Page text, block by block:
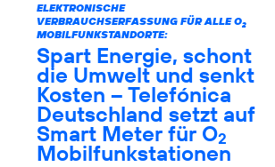
ELEKTRONISCHE
VERBRAUCHSERFASSUNG FÜR ALLE O2
MOBILFUNKSTANDORTE:
Spart Energie, schont
die Umwelt und senkt
Kosten – Telefónica
Deutschland setzt auf
Smart Meter für O2
Mobilfunkstationen